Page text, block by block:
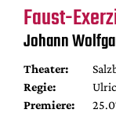
Faust-
Johann
Theater:
Regie:
Premiere: